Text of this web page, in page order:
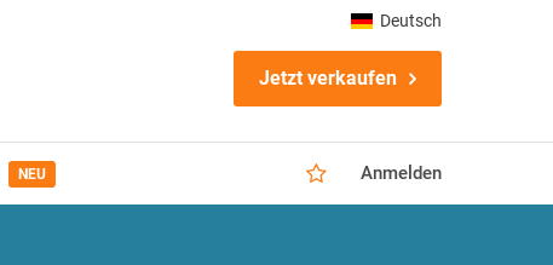
Jetzt verkaufen
NEU Anmelden
Deutsch